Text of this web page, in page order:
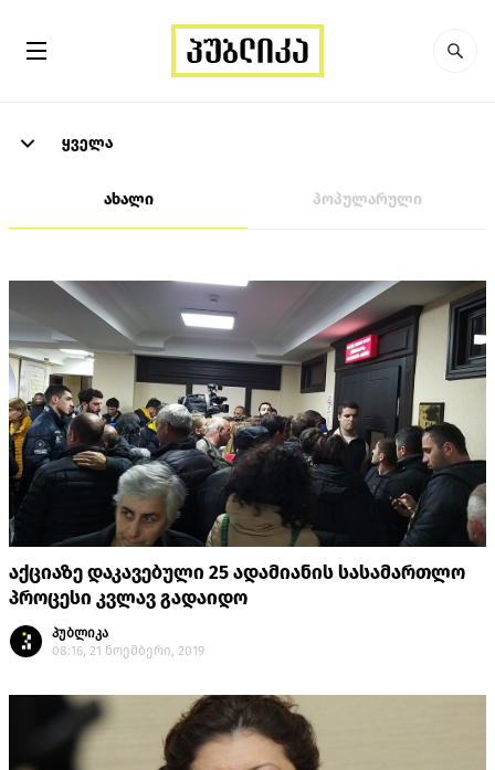
ყველა
ახალი პოპულარული
აქციაზე დაკავებული 25 ადამიანის სასამართლო
პროცესი კვლავ გადაიდო
პუბლიკა
08:16, 21 ნოემბერი, 2019